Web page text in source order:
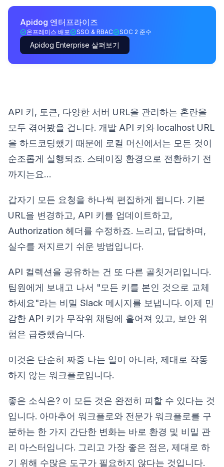
Apidog 엔터프라이즈
온프레미스 배포 SSO & RBAC SOC 2 준수
Apidog Enterprise 살펴보기
API 키, 토큰, 다양한 서버 URL을 관리하는 혼란을
모두 겪어봤을 겁니다. 개발 API 키와 localhost URL
을 하드코딩했기 때문에 로컬 머신에서는 모든 것이
순조롭게 실행되죠. 스테이징 환경으로 전환하기 전
까지는요…
갑자기 모든 요청을 하나씩 편집하게 됩니다. 기본
URL을 변경하고, API 키를 업데이트하고,
Authorization 헤더를 수정하죠. 느리고, 답답하며,
실수를 저지르기 쉬운 방법입니다.
API 컬렉션을 공유하는 건 또 다른 골칫거리입니다.
팀원에게 보내고 나서 "모든 키를 본인 것으로 교체
하세요"라는 비밀 Slack 메시지를 보냅니다. 이제 민
감한 API 키가 무작위 채팅에 흩어져 있고, 보안 위
험은 급증했습니다.
이것은 단순히 짜증 나는 일이 아니라, 제대로 작동
하지 않는 워크플로입니다.
좋은 소식은? 이 모든 것은 완전히 피할 수 있다는 것
입니다. 아마추어 워크플로와 전문가 워크플로를 구
분하는 한 가지 간단한 변화는 바로 환경 및 비밀 관
리 마스터입니다. 그리고 가장 좋은 점은, 제대로 하
기 위해 수많은 도구가 필요하지 않다는 것입니다.